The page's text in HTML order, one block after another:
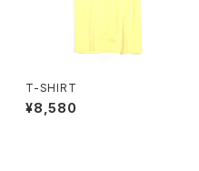
T-SHIRT
¥8,580